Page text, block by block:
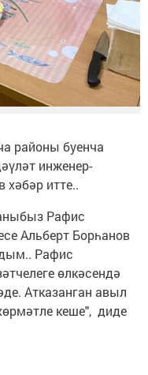
районы буенча
инженер-
итте..
Рафис
Альберт Борһанов
Рафис
өлкәсендә
Атказанган авыл
кеше", диде